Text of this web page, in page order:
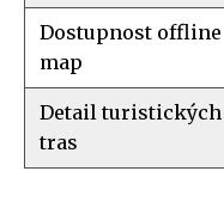
Dostupnost offline
map
Detail turistických
tras